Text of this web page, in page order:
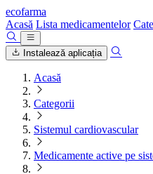
ecofarma
Acasă Lista medicamentelor
Instalează aplicația
Acasă
Categorii
Sistemul cardiovascular
Medicamente active pe